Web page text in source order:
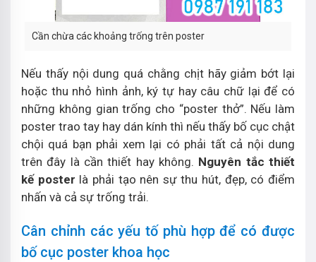
Cần chừa các khoảng trống trên poster
Nếu thấy nội dung quá chằng chịt hãy giảm bớt lại
hoặc thu nhỏ hình ảnh, ký tự hay câu chữ lại để có
những không gian trống cho “poster thở”. Nếu làm
poster trao tay hay dán kính thì nếu thấy bố cục chật
chội quá bạn phải xem lại có phải tất cả nội dung
trên đây là cần thiết hay không. Nguyên tắc thiết
kế poster là phải tạo nên sự thu hút, đẹp, có điểm
nhấn và cả sự trống trải.
Cân chỉnh các yếu tố phù hợp để có được
bố cục poster khoa học